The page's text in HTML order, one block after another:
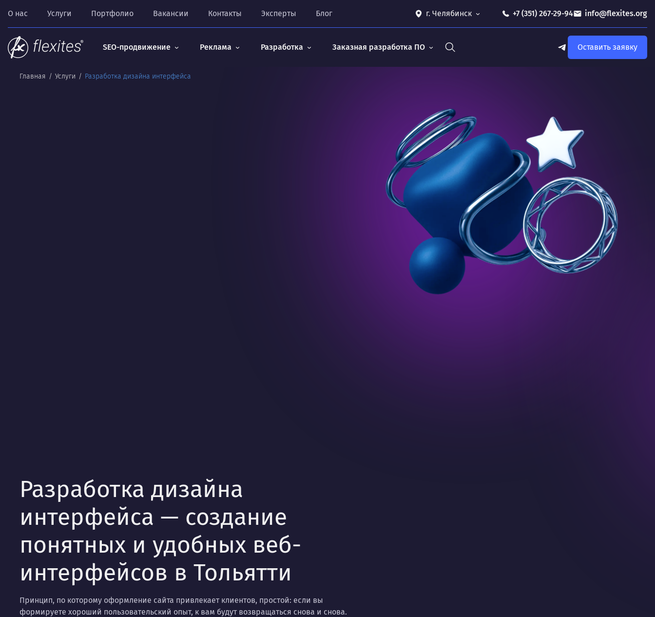
О нас Услуги Портфолио Вакансии Контакты Эксперты Блог г. Челябинск +7 (351) 267-29-94 info@flexites.org
SEO-продвижение Реклама Разработка Заказная разработка ПО Оставить заявку
Главная Услуги Разработка дизайна интерфейса
Разработка дизайна
интерфейса — создание
понятных и удобных веб-
интерфейсов в Тольятти
Принцип, по которому оформление сайта привлекает клиентов, простой: если вы
формируете хороший пользовательский опыт, к вам будут возвращаться снова и снова.